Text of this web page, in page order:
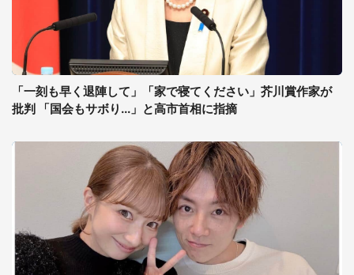
「一刻も早く退陣して」「家で寝てください」芥川賞作家が
批判 「国会もサボり...」と高市首相に指摘